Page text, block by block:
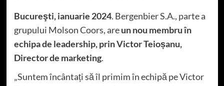
Bucureşti, ianuarie 2024. Bergenbier S.A., parte a
grupului Molson Coors, areun nou membru în
echipa de leadership, prin Victor Teioșanu,
Director de marketing.
„Suntem încântați să îl primim în echipă pe Victor